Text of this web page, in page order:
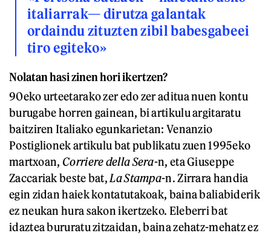
italiarrak— dirutza galantak
ordaindu zituzten zibil babesgabeei
tiro egiteko»
Nolatan hasi zinen hori ikertzen?
90eko urteetarako zer edo zer aditua nuen kontu
burugabe horren gainean, bi artikulu argitaratu
baitziren Italiako egunkarietan: Venanzio
Postiglionek artikulu bat publikatu zuen 1995eko
martxoan, Corriere della Sera-n, eta Giuseppe
Zaccariak beste bat, La Stampa-n. Zirrara handia
egin zidan haiek kontatutakoak, baina baliabiderik
ez neukan hura sakon ikertzeko. Eleberri bat
idaztea bururatu zitzaidan, baina zehatz-mehatz ez